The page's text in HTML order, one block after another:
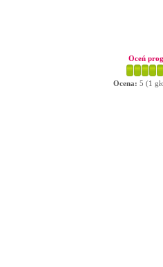
Oceń
Ocena: 5 (1